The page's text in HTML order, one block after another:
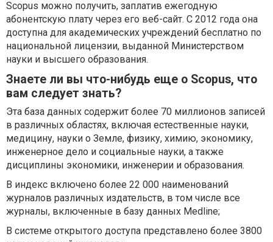
Scopus можно получить, заплатив ежегодную
абонентскую плату через его веб-сайт. С 2012 года она
доступна для академических учреждений бесплатно по
национальной лицензии, выданной Министерством
науки и высшего образования.
Знаете ли вы что-нибудь еще о Scopus, что
вам следует знать?
Эта база данных содержит более 70 миллионов записей
в различных областях, включая естественные науки,
медицину, науки о Земле, физику, химию, экономику,
инженерное дело и социальные науки, а также
дисциплины экономики, инженерии и образования.
В индекс включено более 22 000 наименований
журналов различных издательств, в том числе все
журналы, включенные в базу данных Medline;
В системе открытого доступа представлено более 3800